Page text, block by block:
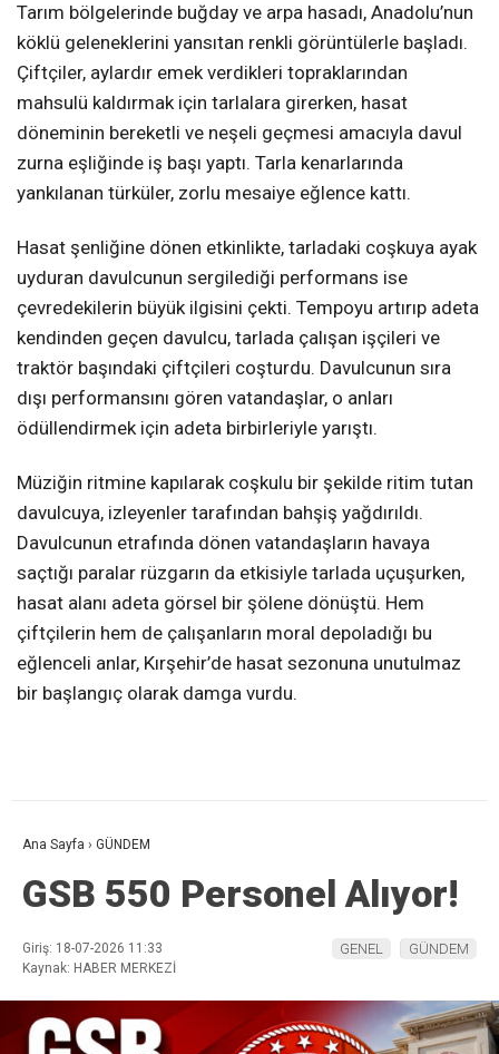
Tarım bölgelerinde buğday ve arpa hasadı, Anadolu’nun
köklü geleneklerini yansıtan renkli görüntülerle başladı.
Çiftçiler, aylardır emek verdikleri topraklarından
mahsulü kaldırmak için tarlalara girerken, hasat
döneminin bereketli ve neşeli geçmesi amacıyla davul
zurna eşliğinde iş başı yaptı. Tarla kenarlarında
yankılanan türküler, zorlu mesaiye eğlence kattı.
Hasat şenliğine dönen etkinlikte, tarladaki coşkuya ayak
uyduran davulcunun sergilediği performans ise
çevredekilerin büyük ilgisini çekti. Tempoyu artırıp adeta
kendinden geçen davulcu, tarlada çalışan işçileri ve
traktör başındaki çiftçileri coşturdu. Davulcunun sıra
dışı performansını gören vatandaşlar, o anları
ödüllendirmek için adeta birbirleriyle yarıştı.
Müziğin ritmine kapılarak coşkulu bir şekilde ritim tutan
davulcuya, izleyenler tarafından bahşiş yağdırıldı.
Davulcunun etrafında dönen vatandaşların havaya
saçtığı paralar rüzgarın da etkisiyle tarlada uçuşurken,
hasat alanı adeta görsel bir şölene dönüştü. Hem
çiftçilerin hem de çalışanların moral depoladığı bu
eğlenceli anlar, Kırşehir’de hasat sezonuna unutulmaz
bir başlangıç olarak damga vurdu.
Ana Sayfa › GÜNDEM
GSB 550 Personel Alıyor!
Giriş: 18-07-2026 11:33
Kaynak: HABER MERKEZİ
GENEL GÜNDEM